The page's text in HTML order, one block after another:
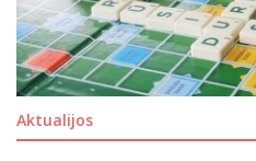
Aktualijos